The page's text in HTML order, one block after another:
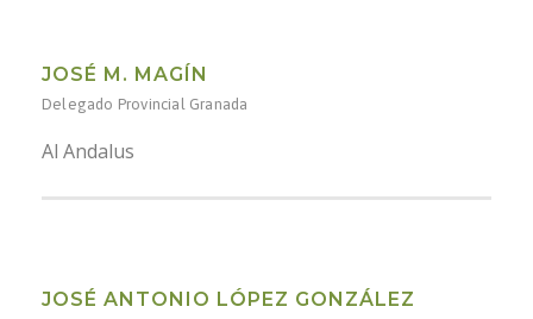
JOSÉ M. MAGÍN
Delegado Provincial Granada
Al Andalus
JOSÉ ANTONIO LÓPEZ GONZÁLEZ